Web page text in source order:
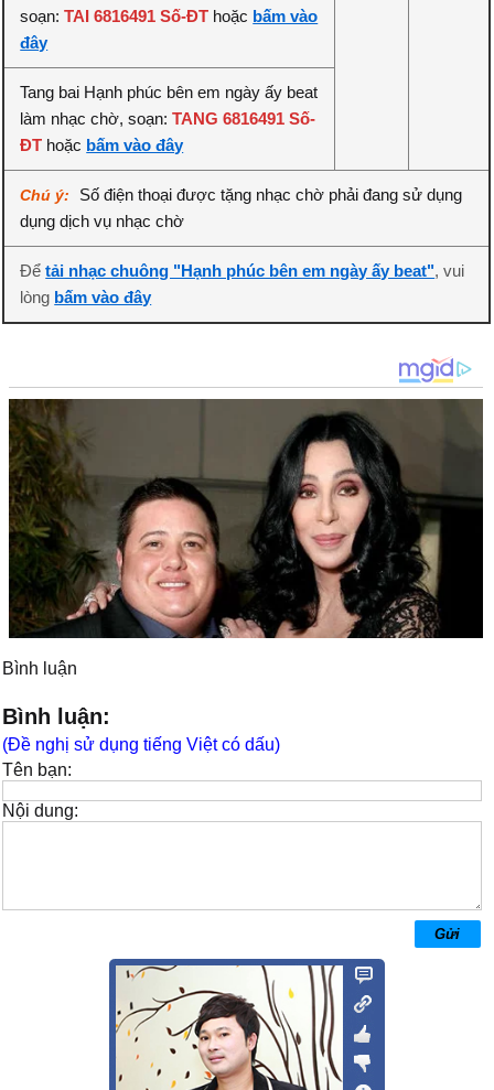
soạn:TAI 6816491 Số-ĐT hoặc bấm vào
đây
Tang bai Hạnh phúc bên em ngày ấy beat
làm nhạc chờ, soạn:TANG 6816491 Số-
ĐT hoặc bấm vào đây
Chú ý:
Số điện thoại được tặng nhạc chờ phải đang sử dụng
dụng dịch vụ nhạc chờ
Đểtải nhạc chuông "Hạnh phúc bên em ngày ấy beat", vui
lòng bấm vào đây
Bình luận
Bình luận:
(Đề nghị sử dụng tiếng Việt có dấu)
Tên bạn:
Nội dung: